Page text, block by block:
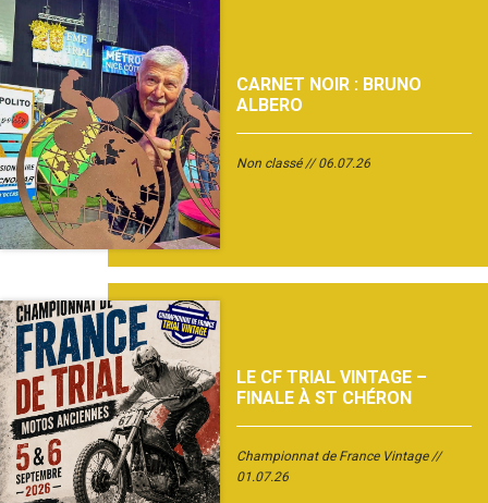
CARNET NOIR : BRUNO
ALBERO
Non classé 06.07.26
LE CF TRIAL VINTAGE –
FINALE À ST CHÉRON
Championnat de France Vintage
01.07.26